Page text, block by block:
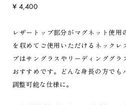
¥ 4,400
レザートップ部分がマグネット使用
を収めてご使用いただけるネックレ
プはサングラスやリーディンググラ
おすすめです。どんな身長の方でも
調整可能な仕様に。